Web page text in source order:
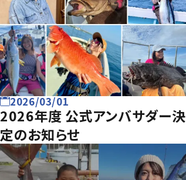
2026/03/01
2026年度 公式アンバサダー決
定のお知らせ